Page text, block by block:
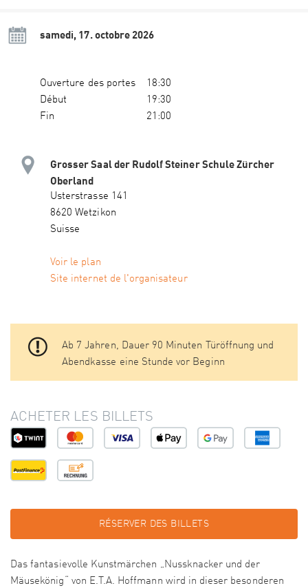
samedi, 17. octobre 2026
Ouverture des portes
18:30
Début
19:30
Fin
21:00
Grosser Saal der Rudolf Steiner Schule Zürcher
Oberland
Usterstrasse 141
8620 Wetzikon
Suisse
Voir le plan
Site internet de l'organisateur
Ab 7 Jahren, Dauer 90 Minuten Türöffnung und
Abendkasse eine Stunde vor Beginn
ACHETER LES BILLETS
RÉSERVER DES BILLETS
Das fantasievolle Kunstmärchen „Nussknacker und der
Mäusekönig“ von E.T.A. Hoffmann wird in dieser besonderen